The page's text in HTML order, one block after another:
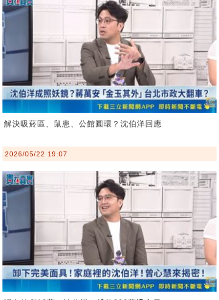
解決吸菸區、鼠患、公館圓環？沈伯洋回應
2026/05/22 19:07